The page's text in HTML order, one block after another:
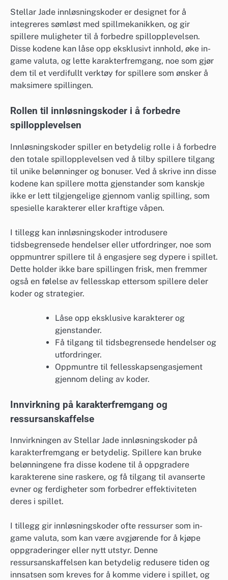
Stellar Jade innløsningskoder er designet for å
integreres sømløst med spillmekanikken, og gir
spillere muligheter til å forbedre spillopplevelsen.
Disse kodene kan låse opp eksklusivt innhold, øke in-
game valuta, og lette karakterfremgang, noe som gjør
dem til et verdifullt verktøy for spillere som ønsker å
maksimere spillingen.
Rollen til innløsningskoder i å forbedre
spillopplevelsen
Innløsningskoder spiller en betydelig rolle i å forbedre
den totale spillopplevelsen ved å tilby spillere tilgang
til unike belønninger og bonuser. Ved å skrive inn disse
kodene kan spillere motta gjenstander som kanskje
ikke er lett tilgjengelige gjennom vanlig spilling, som
spesielle karakterer eller kraftige våpen.
I tillegg kan innløsningskoder introdusere
tidsbegrensede hendelser eller utfordringer, noe som
oppmuntrer spillere til å engasjere seg dypere i spillet.
Dette holder ikke bare spillingen frisk, men fremmer
også en følelse av fellesskap ettersom spillere deler
koder og strategier.
Låse opp eksklusive karakterer og
gjenstander.
Få tilgang til tidsbegrensede hendelser og
utfordringer.
Oppmuntre til fellesskapsengasjement
gjennom deling av koder.
Innvirkning på karakterfremgang og
ressursanskaffelse
Innvirkningen av Stellar Jade innløsningskoder på
karakterfremgang er betydelig. Spillere kan bruke
belønningene fra disse kodene til å oppgradere
karakterene sine raskere, og få tilgang til avanserte
evner og ferdigheter som forbedrer effektiviteten
deres i spillet.
I tillegg gir innløsningskoder ofte ressurser som in-
game valuta, som kan være avgjørende for å kjøpe
oppgraderinger eller nytt utstyr. Denne
ressursanskaffelsen kan betydelig redusere tiden og
innsatsen som kreves for å komme videre i spillet, og